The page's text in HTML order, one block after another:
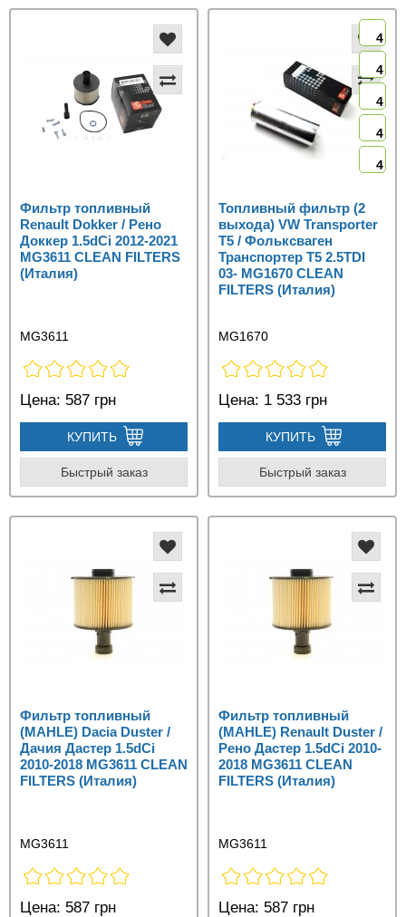
Фильтр топливный
Renault Dokker / Рено
Доккер 1.5dCi 2012-2021
MG3611 CLEAN FILTERS
(Италия)
MG3611
Цена: 587 грн
КУПИТЬ
Быстрый заказ
4
4
4
4
4
Топливный фильтр (2
выхода) VW Transporter
T5 / Фольксваген
Транспортер Т5 2.5TDI
03- MG1670 CLEAN
FILTERS (Италия)
MG1670
Цена: 1 533 грн
КУПИТЬ
Быстрый заказ
Фильтр топливный
(MAHLE) Dacia Duster /
Дачия Дастер 1.5dCi
2010-2018 MG3611 CLEAN
FILTERS (Италия)
MG3611
Цена: 587 грн
Фильтр топливный
(MAHLE) Renault Duster /
Рено Дастер 1.5dCi 2010-
2018 MG3611 CLEAN
FILTERS (Италия)
MG3611
Цена: 587 грн